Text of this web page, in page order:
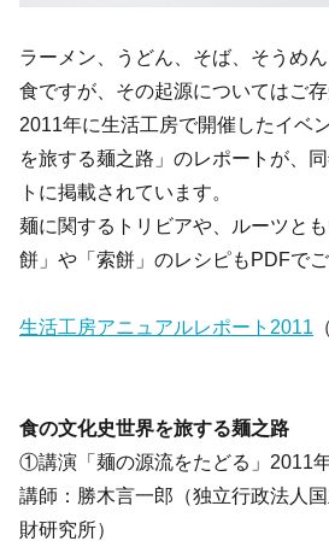
ラーメン、うどん、そば、そうめ
食ですが、その起源についてはご
2011年に生活工房で開催したイベ
を旅する麺之路」のレポートが、
トに掲載されています。
麺に関するトリビアや、ルーツと
餅」や「索餅」のレシピもPDFでご
生活工房アニュアルレポート2011
食の文化史世界を旅する麺之路
①講演「麺の源流をたどる」2011
講師：勝木言一郎（独立行政法人
財研究所）